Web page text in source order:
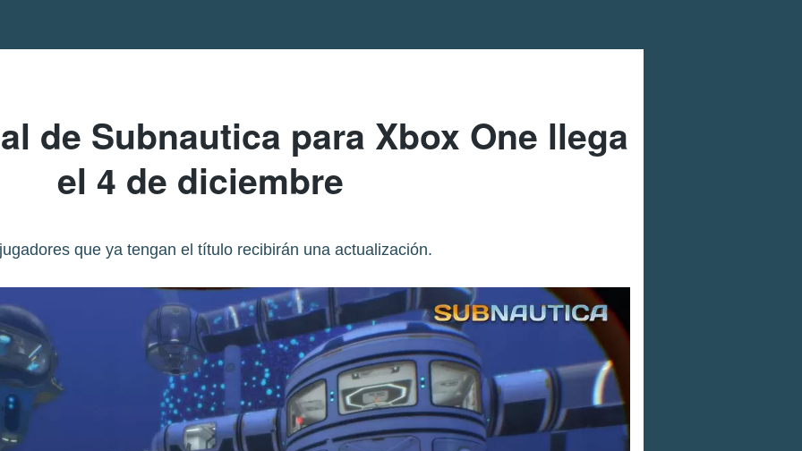
de Subnautica para Xbox One llega
el 4 de diciembre
que ya tengan el título recibirán una actualización.